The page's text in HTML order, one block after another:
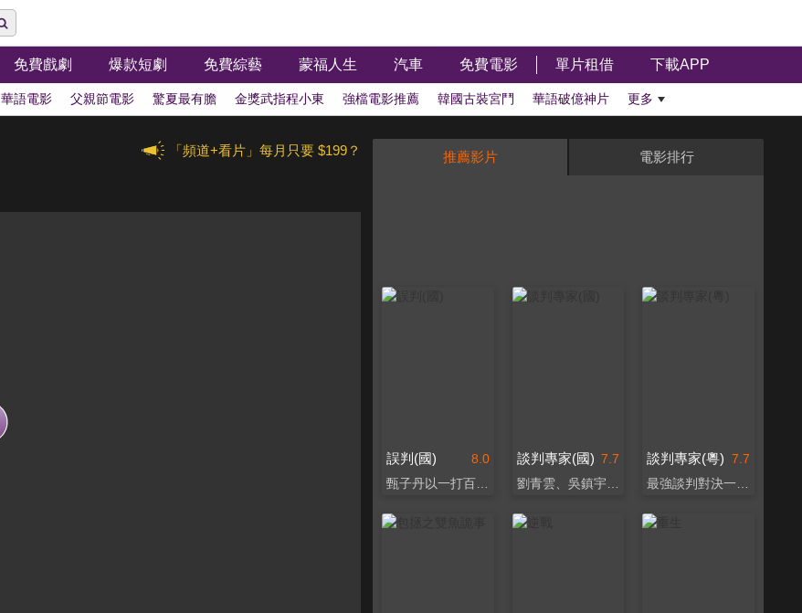
免費戲劇 爆款短劇 免費綜藝 蒙福人生 汽車 免費電影 單片租借 下載APP
華語電影 父親節電影 驚夏最有膽 金獎武指程小東 強檔電影推薦 韓國古裝宮鬥 華語破億神片 更多
「頻道+看片」每月只要 $199？ 推薦影片 電影排行
8.0
誤判(國)
甄子丹以一打百主持正義
7.7
談判專家(國)
劉青雲、吳鎮宇雙雄交鋒
7.7
談判專家(粵)
最強談判對決一觸即發！